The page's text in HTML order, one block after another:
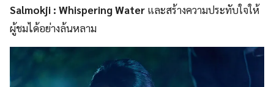
Salmokji : Whispering Water และสร้างความประทับใจให้
ผู้ชมได้อย่างล้นหลาม